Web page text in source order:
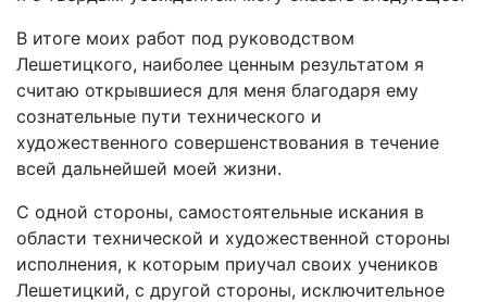
В итоге моих работ под руководством
Лешетицкого, наиболее ценным результатом я
считаю открывшиеся для меня благодаря ему
сознательные пути технического и
художественного совершенствования в течение
всей дальнейшей моей жизни.
С одной стороны, самостоятельные искания в
области технической и художественной стороны
исполнения, к которым приучал своих учеников
Лешетицкий, с другой стороны, исключительное